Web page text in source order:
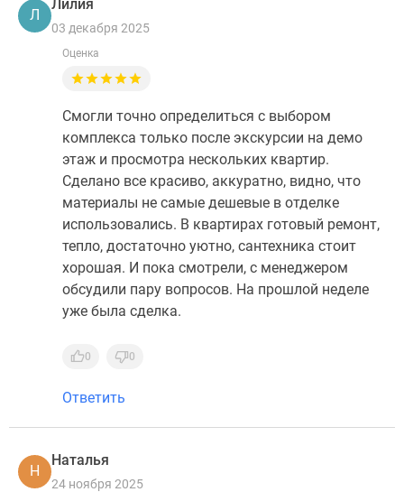
Л
Лилия
03 декабря 2025
Оценка
Смогли точно определиться с выбором
комплекса только после экскурсии на демо
этаж и просмотра нескольких квартир.
Сделано все красиво, аккуратно, видно, что
материалы не самые дешевые в отделке
использовались. В квартирах готовый ремонт,
тепло, достаточно уютно, сантехника стоит
хорошая. И пока смотрели, с менеджером
обсудили пару вопросов. На прошлой неделе
уже была сделка.
0 0
Ответить
Н
Наталья
24 ноября 2025